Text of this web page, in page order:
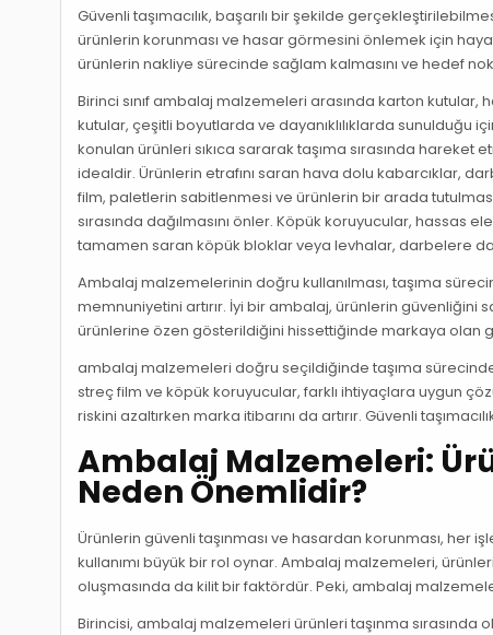
Güvenli taşımacılık, başarılı bir şekilde
ürünlerin korunması ve hasar görmesini önlemek için
ürünlerin nakliye sürecinde sağlam kalmasını ve hedef
Birinci sınıf ambalaj malzemeleri arasında karton
kutular, çeşitli boyutlarda ve dayanıklılıklarda sunulduğu
konulan ürünleri sıkıca sararak taşıma sırasında
idealdir. Ürünlerin etrafını saran hava dolu kabarcıklar,
film, paletlerin sabitlenmesi ve ürünlerin bir arada tutulması
sırasında dağılmasını önler. Köpük koruyucular, hassas
tamamen saran köpük bloklar veya levhalar, darbelere
Ambalaj malzemelerinin doğru kullanılması, taşıma
memnuniyetini artırır. İyi bir ambalaj, ürünlerin güvenliğini
ürünlerine özen gösterildiğini hissettiğinde markaya olan
ambalaj malzemeleri doğru seçildiğinde taşıma
streç film ve köpük koruyucular, farklı ihtiyaçlara uygun
riskini azaltırken marka itibarını da artırır. Güvenli
Ambalaj Malzemeleri:
Neden Önemlidir?
Ürünlerin güvenli taşınması ve hasardan korunması, her
kullanımı büyük bir rol oynar. Ambalaj malzemeleri,
oluşmasında da kilit bir faktördür. Peki, ambalaj
Birincisi, ambalaj malzemeleri ürünleri taşınma